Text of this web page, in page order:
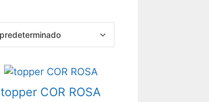
topper COR ROSA